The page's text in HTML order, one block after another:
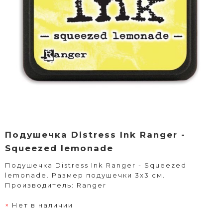
Подушечка Distress Ink Ranger -
Squeezed lemonade
Подушечка Distress Ink Ranger - Squeezed
lemonade. Размер подушечки 3х3 см.
Производитель: Ranger
Нет в наличии